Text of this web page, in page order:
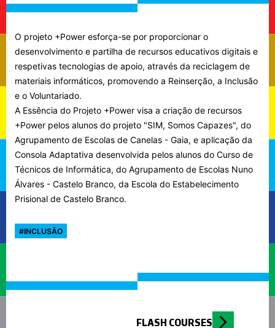
O projeto +Power esforça-se por proporcionar o
desenvolvimento e partilha de recursos educativos digitais e
respetivas tecnologias de apoio, através da reciclagem de
materiais informáticos, promovendo a Reinserção, a Inclusão
e o Voluntariado.
A Essência do Projeto +Power visa a criação de recursos
+Power pelos alunos do projeto "SIM, Somos Capazes", do
Agrupamento de Escolas de Canelas - Gaia, e aplicação da
Consola Adaptativa desenvolvida pelos alunos do Curso de
Técnicos de Informática, do Agrupamento de Escolas Nuno
Álvares - Castelo Branco, da Escola do Estabelecimento
Prisional de Castelo Branco.
#INCLUSÃO
FLASH COURSES